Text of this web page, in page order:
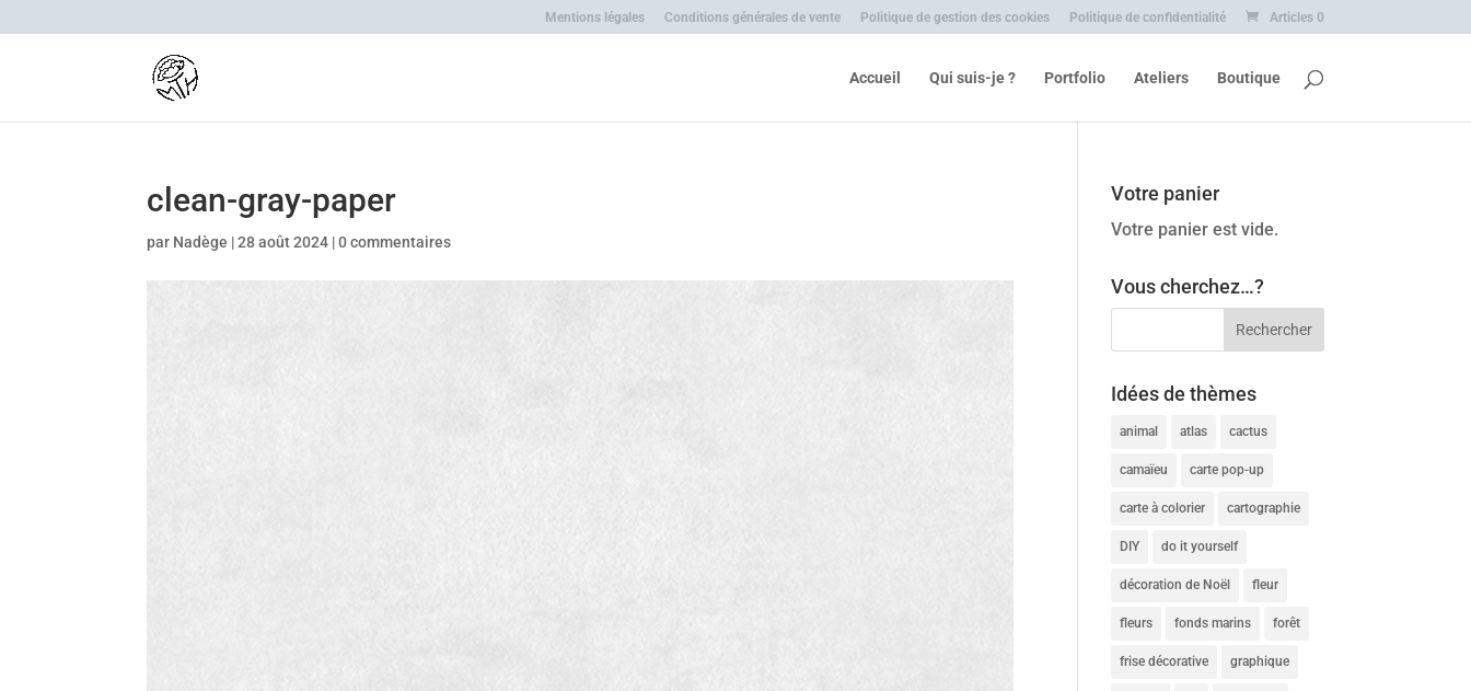
Mentions légales Conditions générales de vente Politique de gestion des cookies Politique de confidentialité Articles 0
Accueil Qui suis-je ? Portfolio Ateliers Boutique
clean-gray-paper
par Nadège |28 août 2024 |0 commentaires
Votre panier
Votre panier est vide.
Vous cherchez…?
Idées de thèmes
animal atlas cactus
camaïeu carte pop-up
carte à colorier cartographie
DIY do it yourself
décoration de Noël fleur
fleurs fonds marins forêt
frise décorative graphique